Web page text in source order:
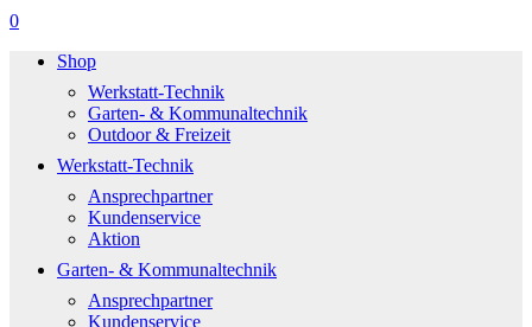
Menu
0
Shop
Werkstatt-Technik
Garten- & Kommunaltechnik
Outdoor & Freizeit
Werkstatt-Technik
Ansprechpartner
Kundenservice
Aktion
Garten- & Kommunaltechnik
Ansprechpartner
Kundenservice